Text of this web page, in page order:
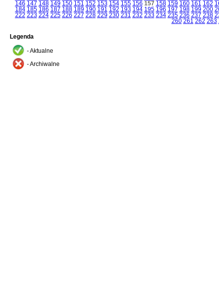
146 147 148 149 150 151 152 153 154 155 156 157 158 159 160 161 162
184 185 186 187 188 189 190 191 192 193 194 195 196 197 198 199 200
222 223 224 225 226 227 228 229 230 231 232 233 234 235 236 237 238
260 261 262 263
Legenda
- Aktualne
- Archiwalne